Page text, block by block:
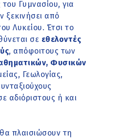
Γυμνασίου, για
ξεκινήσει από
Λυκείου. Έτσι το
σε εθελοντές
, απόφοιτους των
Φυσικών
Γεωλογίας,
αδιόριστους ή και
θα πλαισιώσουν τη